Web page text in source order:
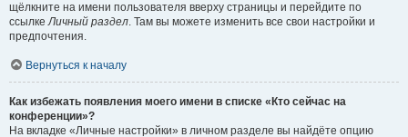
щёлкните на имени пользователя вверху страницы и перейдите по
ссылкеЛичный раздел. Там вы можете изменить все свои настройки и
предпочтения.
Вернуться к началу
Как избежать появления моего имени в списке «Кто сейчас на
конференции»?
На вкладке «Личные настройки» в личном разделе вы найдёте опцию